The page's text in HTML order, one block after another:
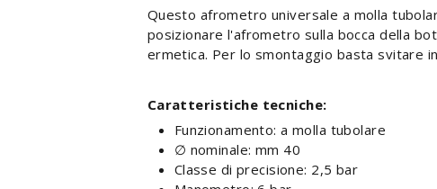
Questo afrometro universale a molla
posizionare l'afrometro sulla bocca della
ermetica. Per lo smontaggio basta svitare
Caratteristiche tecniche:
Funzionamento: a molla tubolare
∅ nominale: mm 40
Classe di precisione: 2,5 bar